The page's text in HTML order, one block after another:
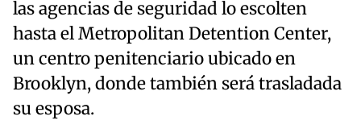
las agencias de seguridad lo escolten
hasta el Metropolitan Detention Center,
un centro penitenciario ubicado en
Brooklyn, donde también será trasladada
su esposa.